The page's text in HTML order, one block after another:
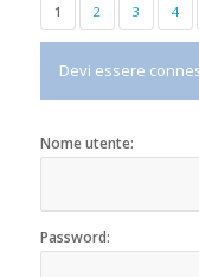
1 2 3 4
Devi essere
Nome utente:
Password: